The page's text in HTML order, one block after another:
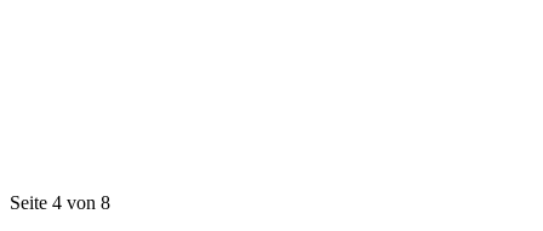
Seite 4 von 8